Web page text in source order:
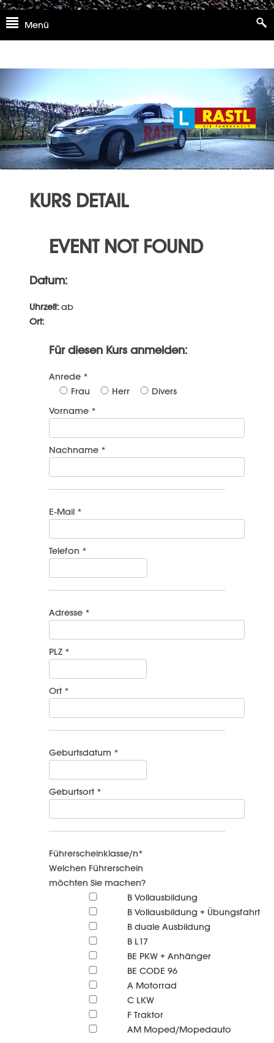
Skip
to
Menü
KURS DETAIL
EVENT NOT FOUND
Datum:
Uhrzeit: ab
Ort:
Für diesen Kurs anmelden:
Anrede *
Frau
Herr
Divers
Vorname *
Nachname *
E-Mail *
Telefon *
Adresse *
PLZ *
Ort *
Geburtsdatum *
Geburtsort *
Führerscheinklasse/n*
Welchen Führerschein
möchten Sie machen?
B Vollausbildung
B Vollausbildung + Übungsfahrt
B duale Ausbildung
B L17
BE PKW + Anhänger
BE CODE 96
A Motorrad
C LKW
F Traktor
AM Moped/Mopedauto